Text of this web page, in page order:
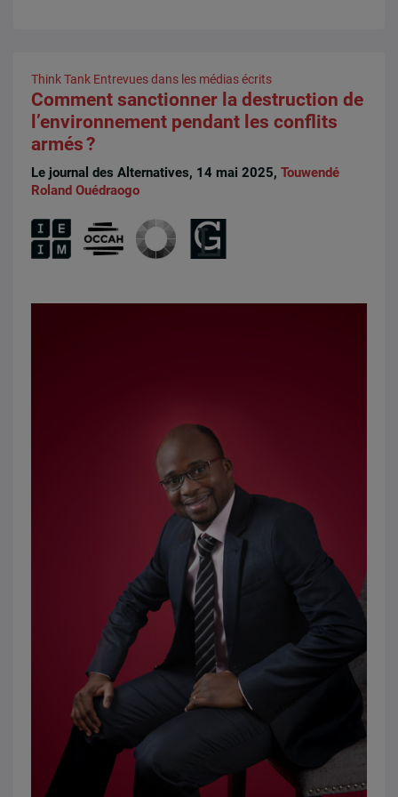
Think Tank Entrevues dans les médias écrits
Comment sanctionner la destruction de
l’environnement pendant les conflits
armés ?
Le journal des Alternatives, 14 mai 2025,Touwendé
Roland Ouédraogo